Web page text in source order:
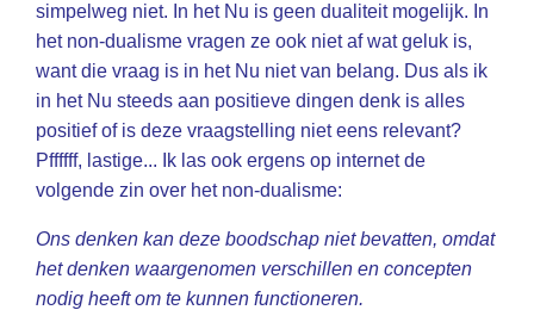
simpelweg niet. In het Nu is geen dualiteit mogelijk. In
het non-dualisme vragen ze ook niet af wat geluk is,
want die vraag is in het Nu niet van belang. Dus als ik
in het Nu steeds aan positieve dingen denk is alles
positief of is deze vraagstelling niet eens relevant?
Pffffff, lastige... Ik las ook ergens op internet de
volgende zin over het non-dualisme:
Ons denken kan deze boodschap niet bevatten, omdat
het denken waargenomen verschillen en concepten
nodig heeft om te kunnen functioneren.